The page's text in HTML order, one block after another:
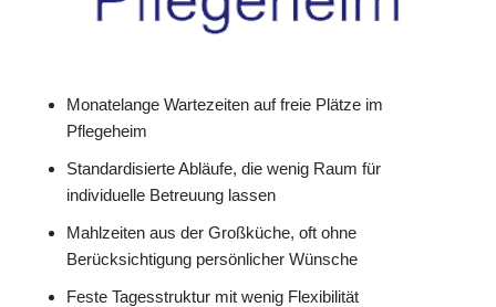
Monatelange Wartezeiten auf freie Plätze im
Pflegeheim
Standardisierte Abläufe, die wenig Raum für
individuelle Betreuung lassen
Mahlzeiten aus der Großküche, oft ohne
Berücksichtigung persönlicher Wünsche
Feste Tagesstruktur mit wenig Flexibilität